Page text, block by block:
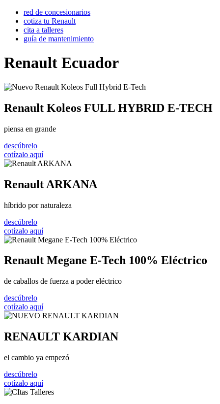
red de concesionarios
cotiza tu Renault
cita a talleres
guía de mantenimiento
Renault Ecuador
Renault Koleos FULL HYBRID E-TECH
piensa en grande
descúbrelo
cotízalo aquí
Renault ARKANA
híbrido por naturaleza
descúbrelo
cotízalo aquí
Renault Megane E-Tech 100% Eléctrico
de caballos de fuerza a poder eléctrico
descúbrelo
cotízalo aquí
RENAULT KARDIAN
el cambio ya empezó
descúbrelo
cotízalo aquí